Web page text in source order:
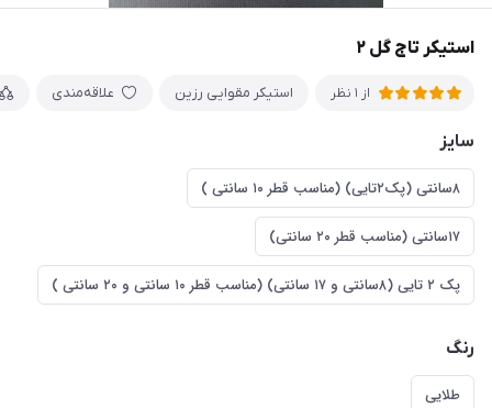
استیکر تاج گل ۲
از 1 نظر استیکر مقوایی رزین علاقه‌مندی
سایز
۸سانتی (پک‌۲تایی) (مناسب قطر ۱۰ سانتی )
۱۷سانتی (مناسب قطر ۲۰ سانتی)
پک ۲ تایی (۸سانتی و ۱۷ سانتی) (مناسب قطر ۱۰ سانتی و ۲۰ سانتی )
رنگ
طلایی